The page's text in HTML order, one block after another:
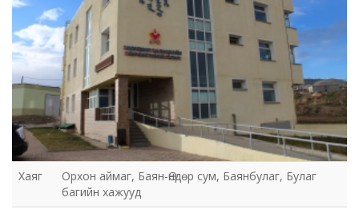
Хаяг
Орхон аймаг, Баян-Өндөр сум, Баянбулаг, Булаг
багийн хажууд